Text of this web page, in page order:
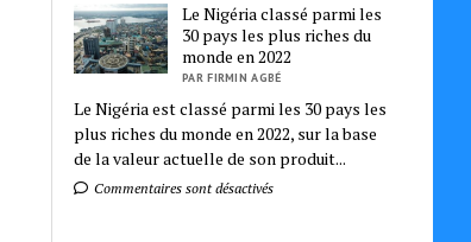
Le Nigéria classé parmi les
30 pays les plus riches du
monde en 2022
PAR FIRMIN AGBÉ
Le Nigéria est classé parmi les 30 pays les
plus riches du monde en 2022, sur la base
de la valeur actuelle de son produit...
Commentaires sont désactivés